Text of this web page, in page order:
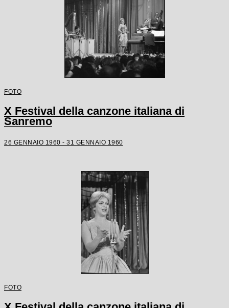
FOTO
X Festival della canzone italiana di
Sanremo
26 GENNAIO 1960 - 31 GENNAIO 1960
FOTO